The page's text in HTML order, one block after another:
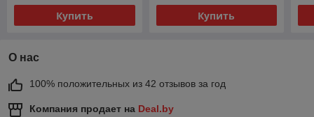
Купить Купить
О нас
100% положительных из 42 отзывов за год
Компания продает на Deal.by